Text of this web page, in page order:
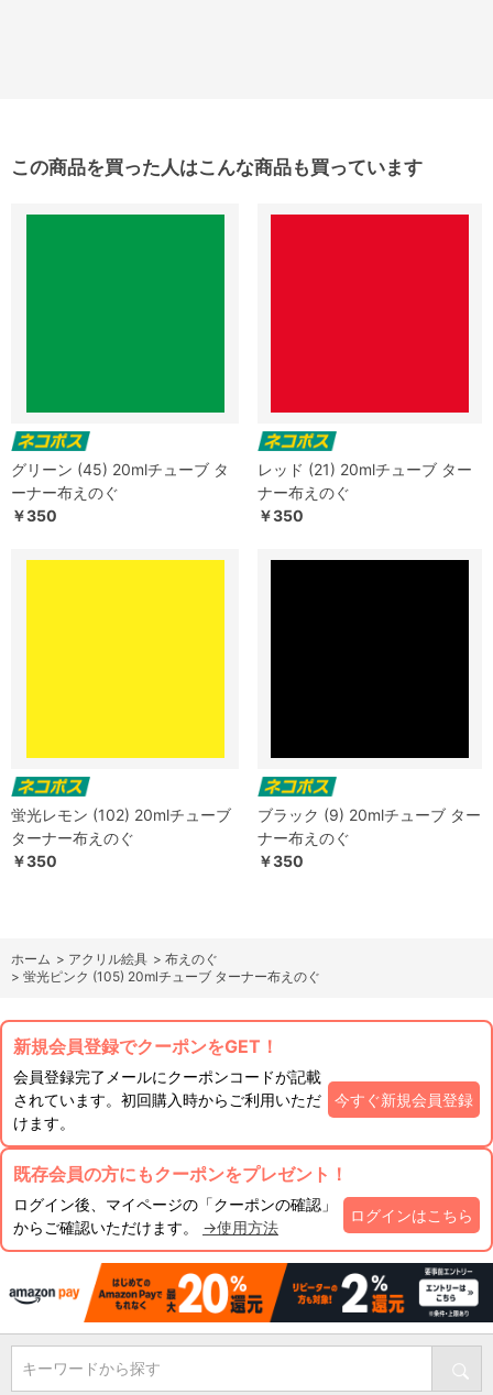
この商品を買った人はこんな商品も買っています
グリーン (45) 20mlチューブ タ
ーナー布えのぐ
￥350
レッド (21) 20mlチューブ ター
ナー布えのぐ
￥350
蛍光レモン (102) 20mlチューブ
ターナー布えのぐ
￥350
ブラック (9) 20mlチューブ ター
ナー布えのぐ
￥350
ホーム > アクリル絵具 > 布えのぐ
> 蛍光ピンク (105) 20mlチューブ ターナー布えのぐ
新規会員登録でクーポンをGET！
会員登録完了メールにクーポンコードが記載
されています。初回購入時からご利用いただ
けます。
今すぐ新規会員登録
既存会員の方にもクーポンをプレゼント！
ログイン後、マイページの「クーポンの確認」
からご確認いただけます。 →使用方法
ログインはこちら
キーワードから探す